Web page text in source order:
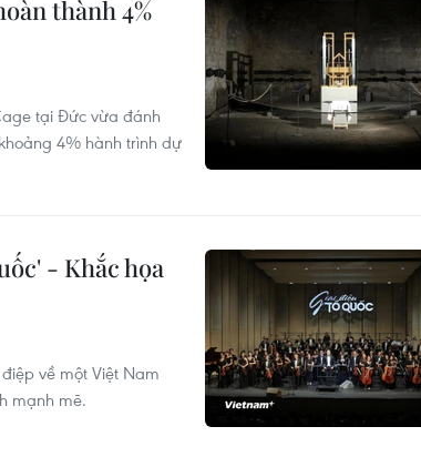
thành 4%
tại Đức vừa đánh
4% hành trình dự
- Khắc họa
về một Việt Nam
mạnh mẽ.